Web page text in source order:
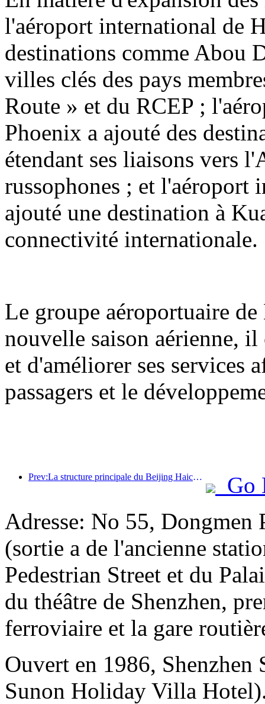
l'aéroport international de
destinations comme Abou
villes clés des pays
Route » et du RCEP ;
Phoenix a ajouté des
étendant ses liaisons vers
russophones ; et l'aéroport
ajouté une destination à
connectivité internationale.
Le groupe aéroportuaire
nouvelle saison aérienne,
et d'améliorer ses services
passagers et le
Prev:La structure principale du Beijing Haichang Ocean Park devrait atteindre son point culminant d'ici la fin de l'année, l'achèvement et l'ouverture étant prévus pour 2027.
Go
Adresse: No 55, Dongmen
(sortie a de l'ancienne
Pedestrian Street et du
du théâtre de Shenzhen,
ferroviaire et la gare
Ouvert en 1986,
Sunon Holiday Villa